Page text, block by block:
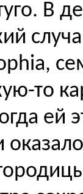
В
то
ей